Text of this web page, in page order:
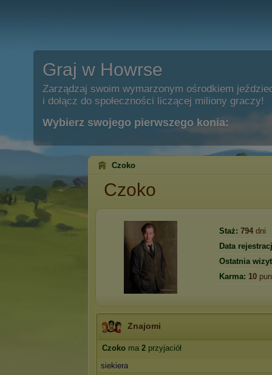
Graj w Howrse
Zarządzaj swoim wymarzonym ośrodkiem
i dołącz do społeczności liczącej miliony graczy!
Wybierz swojego pierwszego konia:
Czoko
Czoko
Staż: 794 dni
Data
Ostatnia
Karma: 10
Znajomi
Czoko ma 2 przyjaciół
siekiera